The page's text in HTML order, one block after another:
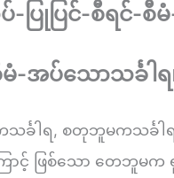
ပြုပြင်-စီရင်-စီ
-အပ်သောသင်္ခါရ
ါရ, စတုဘူမကသင်္ခါရ၊
င့် ဖြစ်သော တေဘူမက ရု